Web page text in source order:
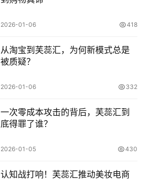
2026-01-06 418
从淘宝到芙蕊汇，为何新模式总是
被质疑？
2026-01-06 332
一次零成本攻击的背后，芙蕊汇到
底得罪了谁？
2026-01-05 430
认知战打响！芙蕊汇推动美妆电商